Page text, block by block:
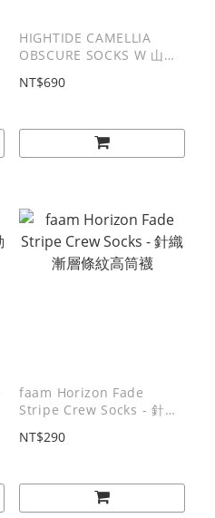
HIGHTIDE CAMELLIA
OBSCURE SOCKS W 山茶
NT$690
faam Horizon Fade
Stripe Crew Socks - 針織
NT$290